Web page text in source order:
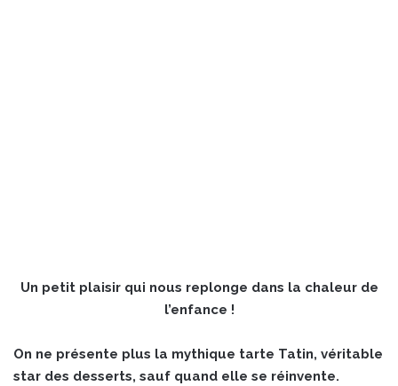
Un petit plaisir qui nous replonge dans la chaleur de
l’enfance !
On ne présente plus la mythique tarte Tatin, véritable
star des desserts, sauf quand elle se réinvente.